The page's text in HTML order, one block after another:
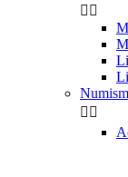
 
 